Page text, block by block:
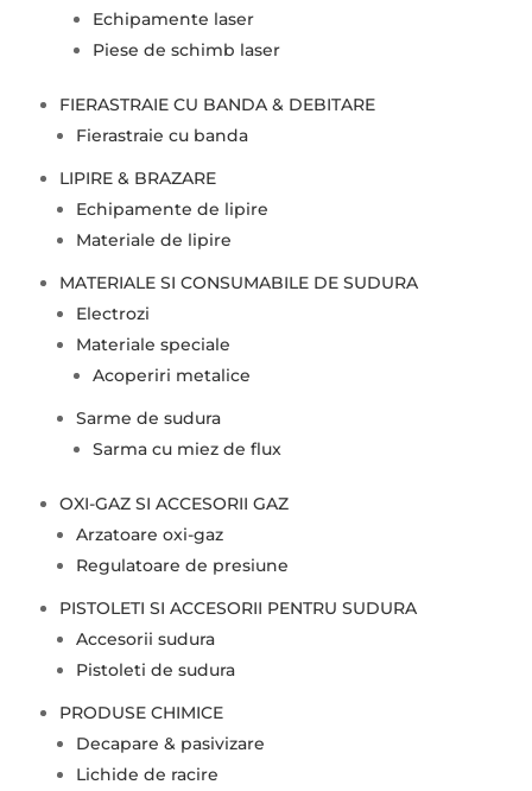
Echipamente laser
Piese de schimb laser
FIERASTRAIE CU BANDA & DEBITARE
Fierastraie cu banda
LIPIRE & BRAZARE
Echipamente de lipire
Materiale de lipire
MATERIALE SI CONSUMABILE DE SUDURA
Electrozi
Materiale speciale
Acoperiri metalice
Sarme de sudura
Sarma cu miez de flux
OXI-GAZ SI ACCESORII GAZ
Arzatoare oxi-gaz
Regulatoare de presiune
PISTOLETI SI ACCESORII PENTRU SUDURA
Accesorii sudura
Pistoleti de sudura
PRODUSE CHIMICE
Decapare & pasivizare
Lichide de racire